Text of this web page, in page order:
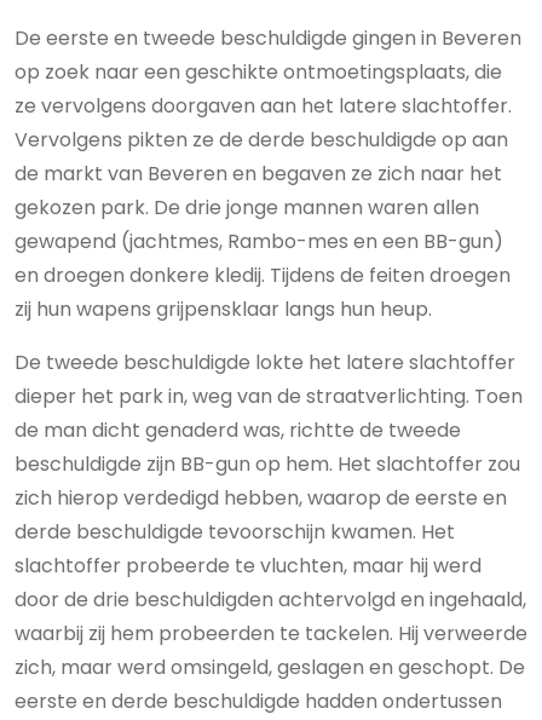
De eerste en tweede beschuldigde gingen in Beveren
op zoek naar een geschikte ontmoetingsplaats, die
ze vervolgens doorgaven aan het latere slachtoffer.
Vervolgens pikten ze de derde beschuldigde op aan
de markt van Beveren en begaven ze zich naar het
gekozen park. De drie jonge mannen waren allen
gewapend (jachtmes, Rambo-mes en een BB-gun)
en droegen donkere kledij. Tijdens de feiten droegen
zij hun wapens grijpensklaar langs hun heup.
De tweede beschuldigde lokte het latere slachtoffer
dieper het park in, weg van de straatverlichting. Toen
de man dicht genaderd was, richtte de tweede
beschuldigde zijn BB-gun op hem. Het slachtoffer zou
zich hierop verdedigd hebben, waarop de eerste en
derde beschuldigde tevoorschijn kwamen. Het
slachtoffer probeerde te vluchten, maar hij werd
door de drie beschuldigden achtervolgd en ingehaald,
waarbij zij hem probeerden te tackelen. Hij verweerde
zich, maar werd omsingeld, geslagen en geschopt. De
eerste en derde beschuldigde hadden ondertussen